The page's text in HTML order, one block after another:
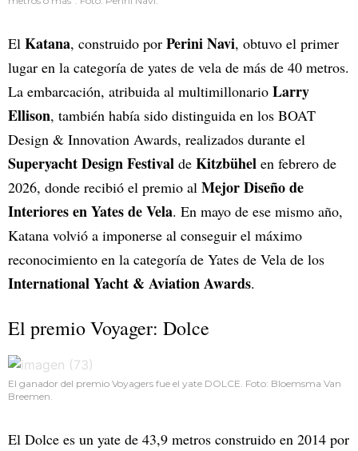
El Katana, construido por Perini Navi, obtuvo el primer
lugar en la categoría de yates de vela de más de 40 metros.
La embarcación, atribuida al multimillonario Larry
Ellison, también había sido distinguida en los BOAT
Design & Innovation Awards, realizados durante el
Superyacht Design Festival de Kitzbühel en febrero de
2026, donde recibió el premio al Mejor Diseño de
Interiores en Yates de Vela. En mayo de ese mismo año,
Katana volvió a imponerse al conseguir el máximo
reconocimiento en la categoría de Yates de Vela de los
International Yacht & Aviation Awards.
El premio Voyager: Dolce
El ganador del premio Voyagers fue el yate DOLCE. Foto: Bloemsma Van
Breemen.
El Dolce es un yate de 43,9 metros construido en 2014 por